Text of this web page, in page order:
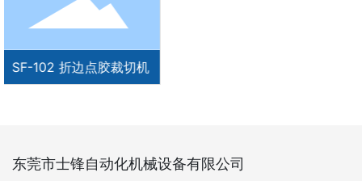
折边点胶裁切机
东莞市士锋自动化机械设备有限公司